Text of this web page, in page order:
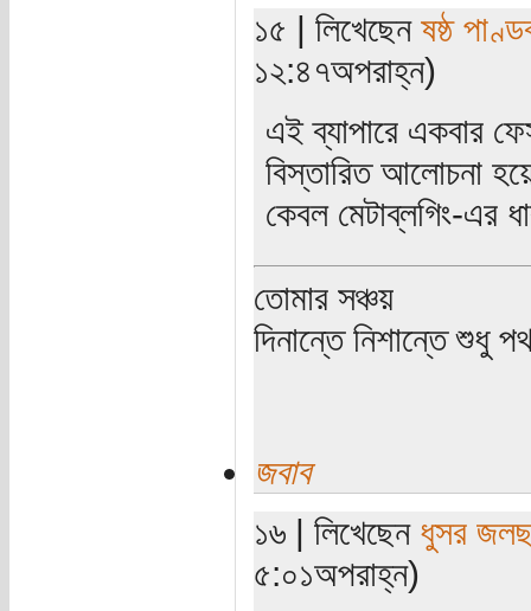
১৫ | লিখেছেন ষষ্ঠ
১২:৪৭অপরাহ্ন)
এই ব্যাপারে একবার
বিস্তারিত আলোচনা
কেবল মেটাব্লগিং-এর
তোমার সঞ্চয়
দিনান্তে নিশান্তে শুধু
জবাব
১৬ | লিখেছেন ধুসর
৫:০১অপরাহ্ন)